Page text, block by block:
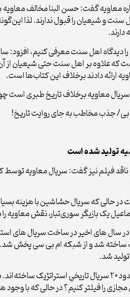
معاویه گفت: حسن البنا مخالف
و شیعیان را قبول ندارند. لذا
دیدگاه اهل سنت معرفی کنیم، افزود:
علاوه بر اهل سنت حتی شیعیان از
ارائه دادند برخلاف این کتاب‌ها است.
معاویه برخلاف تاریخ طبری است
جذب مخاطب به جای روایت تاریخ!
تولید شده است
فیلم نیز گفت: سریال معاویه
سریال ۱۰۰ میلیون دلار است در حالی که سریال
یک بازیگر سوری‌تبار، نقش
قطر و امارات ساخته شد و از شبکه
شد.
وی افزود: از سال ۲۰۰۵ تاکنون کشورهای عربی حدود
مجازی را فیلتر کنیم؟ در حالی که با